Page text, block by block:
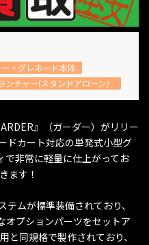
・グレネード本体
ンチャー(スタンドアローン）
』（ガーダー）がリリー
ドカート対応の単発式小型グ
で非常に軽量に仕上がってお
ます！
ムが標準装備されており、
オプションパーツをセットア
と同規格で製作されており、